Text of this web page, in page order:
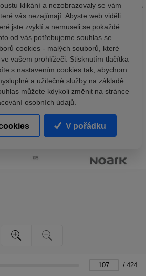
/ 424
klikání a nezobrazovaly se vám
vás nezajímají. Abyste web viděli
jste zvyklí a nemuseli se pokaždé
od vás potřebujeme souhlas se
cookies - malých souborů, které
vašem prohlížeči. Stisknutím tlačítka
s nastavením cookies tak, abychom
a užitečné služby na základě
můžete kdykoli změnit na stránce
osobních údajů.
V pořádku